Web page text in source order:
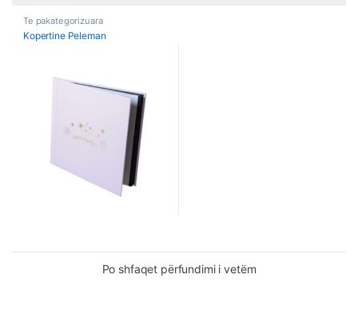
Te pakategorizuara
Kopertine Peleman
Po shfaqet përfundimi i vetëm